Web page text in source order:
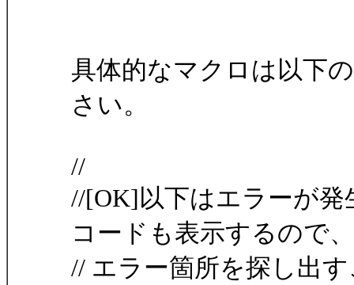
具体的なマクロは以下
さい。
//
//[OK]以下はエラーが
コードも表示するので、
// エラー箇所を探し出